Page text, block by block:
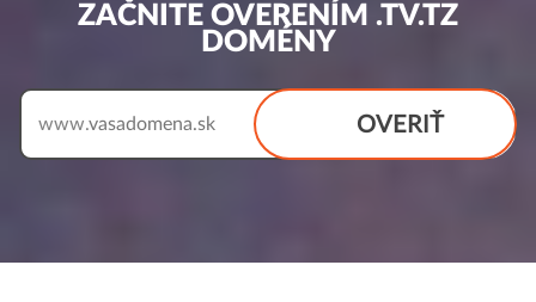
ZAČNITE OVERENÍM .TV.TZ
DOMÉNY
OVERIŤ
www.